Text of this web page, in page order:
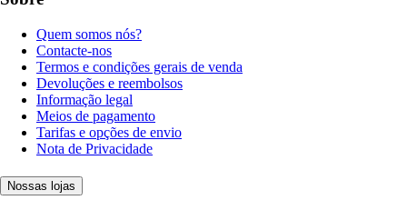
Quem somos nós?
Contacte-nos
Termos e condições gerais de venda
Devoluções e reembolsos
Informação legal
Meios de pagamento
Tarifas e opções de envio
Nota de Privacidade
Nossas lojas